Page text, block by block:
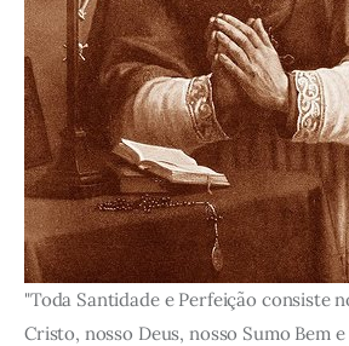
"Toda Santidade e Perfeição consiste
Cristo, nosso Deus, nosso Sumo Bem